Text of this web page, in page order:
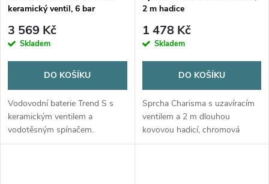
keramický ventil, 6 bar
3 569 Kč
Skladem
DO KOŠÍKU
Vodovodní baterie Trend S s
keramickým ventilem a
vodotěsným spínačem.
Elegantní design, ocelový vývod
2 m hadice
1 478 Kč
Skladem
DO KOŠÍKU
Sprcha Charisma s uzavíracím
ventilem a 2 m dlouhou
kovovou hadicí, chromová
povrchová úprava. Ideální pro